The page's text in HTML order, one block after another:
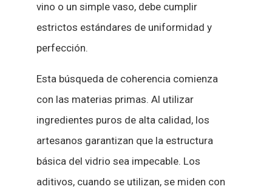
vino o un simple vaso, debe cumplir
estrictos estándares de uniformidad y
perfección.
Esta búsqueda de coherencia comienza
con las materias primas. Al utilizar
ingredientes puros de alta calidad, los
artesanos garantizan que la estructura
básica del vidrio sea impecable. Los
aditivos, cuando se utilizan, se miden con